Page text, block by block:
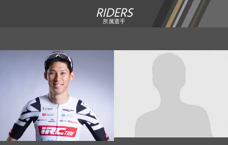
RIDERS
所属選手